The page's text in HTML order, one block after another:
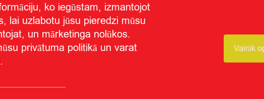
ko iegūstam, izmantojot
lai uzlabotu jūsu pieredzi mūsu
un mārketinga nolūkos.
privātuma politikā un varat
Vairāk